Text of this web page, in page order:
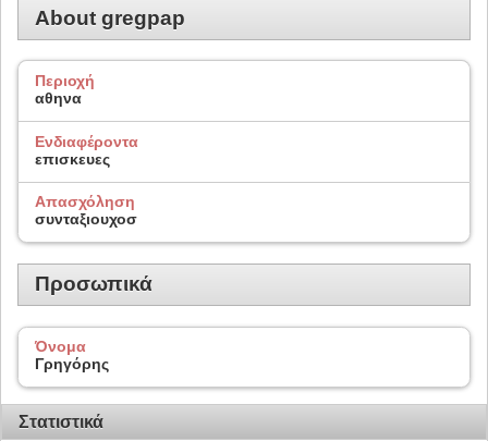
About gregpap
Περιοχή
αθηνα
Ενδιαφέροντα
επισκευες
Απασχόληση
συνταξιουχοσ
Προσωπικά
Όνομα
Γρηγόρης
Στατιστικά